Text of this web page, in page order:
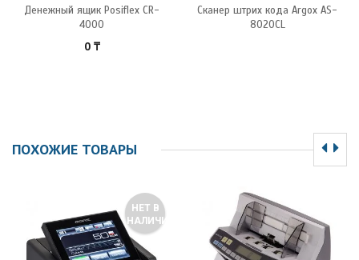
Денежный ящик Posiflex CR-
4000
0 ₸
Сканер штрих кода Argox AS-
8020CL
ПОХОЖИЕ ТОВАРЫ
НЕТ В
НАЛИЧИИ